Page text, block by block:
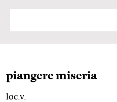
piangere miseria
loc.v.